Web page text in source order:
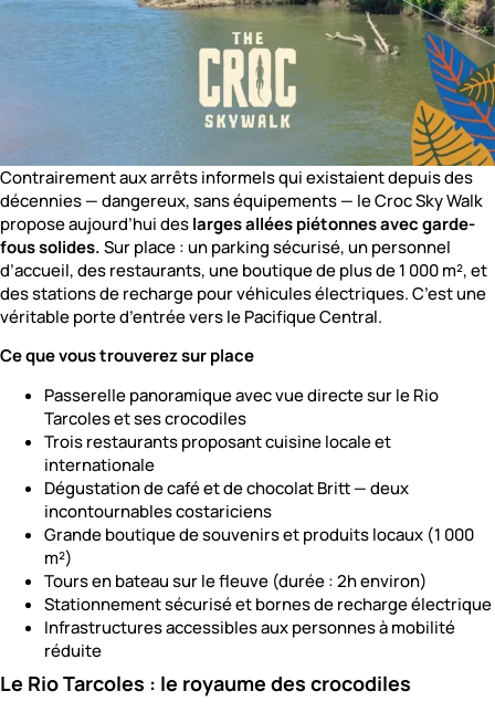
Contrairement aux arrêts informels qui existaient depuis des
décennies — dangereux, sans équipements — le Croc Sky Walk
propose aujourd’hui deslarges allées piétonnes avec garde-
fous solides.Sur place : un parking sécurisé, un personnel
d’accueil, des restaurants, une boutique de plus de 1 000 m², et
des stations de recharge pour véhicules électriques. C’est une
véritable porte d’entrée vers le Pacifique Central.
Ce que vous trouverez sur place
Passerelle panoramique avec vue directe sur le Rio
Tarcoles et ses crocodiles
Trois restaurants proposant cuisine locale et
internationale
Dégustation de café et de chocolat Britt — deux
incontournables costariciens
Grande boutique de souvenirs et produits locaux (1 000
m²)
Tours en bateau sur le fleuve (durée : 2h environ)
Stationnement sécurisé et bornes de recharge électrique
Infrastructures accessibles aux personnes à mobilité
réduite
Le Rio Tarcoles : le royaume des crocodiles